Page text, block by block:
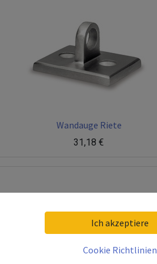
Wandauge Riete
31,18 €
Ich akzeptiere
Cookie Richtlinien